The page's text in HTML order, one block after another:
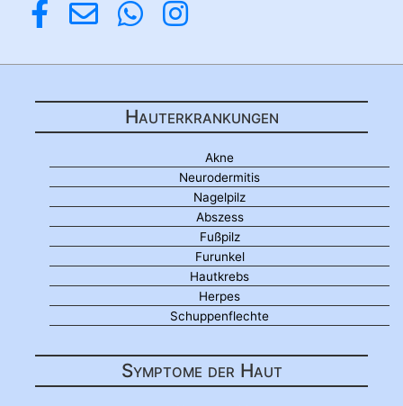
Hauterkrankungen
Akne
Neurodermitis
Nagelpilz
Abszess
Fußpilz
Furunkel
Hautkrebs
Herpes
Schuppenflechte
Symptome der Haut